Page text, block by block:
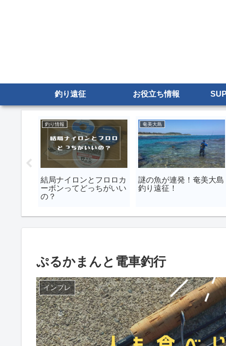
釣り遠征 お役立ち情報
奄美大島
奄美大島で1番釣れる漁
港
GoProで釣りをしながら
水中を撮影する方法
ぷるかまんと電車釣行
インプレ